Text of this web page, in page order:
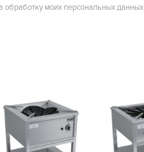
обработку моих персональных данных